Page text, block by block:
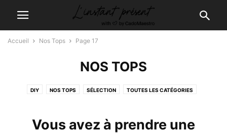
Accueil Nos Tops Page 17
NOS TOPS
DIY NOS TOPS SÉLECTION TOUTES LES CATÉGORIES
Vous avez à prendre une